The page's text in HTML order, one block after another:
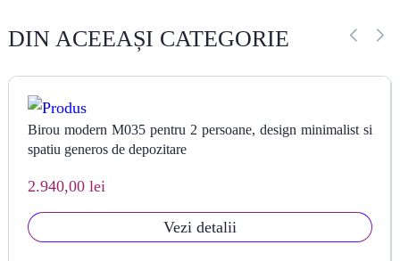
DIN ACEEAȘI CATEGORIE
Birou modern M035 pentru 2 persoane, design minimalist si
spatiu generos de depozitare
2.940,00 lei
Vezi detalii